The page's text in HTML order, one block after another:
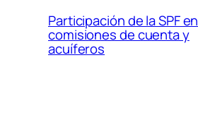
Participación de la SPF en
comisiones de cuenta y
acuíferos